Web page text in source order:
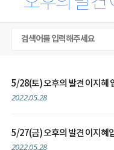
5/28(토) 오후의 발견 이지혜
2022.05.28
5/27(금) 오후의 발견 이지혜
2022.05.28